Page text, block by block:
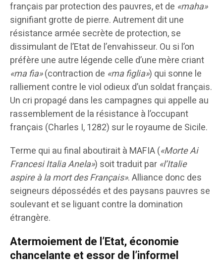
français par protection des pauvres, et de «maha»
signifiant grotte de pierre. Autrement dit une
résistance armée secrète de protection, se
dissimulant de l’Etat de l’envahisseur. Ou si l’on
préfère une autre légende celle d’une mère criant
«ma fia»(contraction de «ma figlia») qui sonne le
ralliement contre le viol odieux d’un soldat français.
Un cri propagé dans les campagnes qui appelle au
rassemblement de la résistance à l’occupant
français (Charles I, 1282) sur le royaume de Sicile.
Terme qui au final aboutirait à MAFIA («Morte Ai
Francesi Italia Anela») soit traduit par «l’Italie
aspire à la mort des Français». Alliance donc des
seigneurs dépossédés et des paysans pauvres se
soulevant et se liguant contre la domination
étrangère.
Atermoiement de l’Etat, économie
chancelante et essor de l’informel